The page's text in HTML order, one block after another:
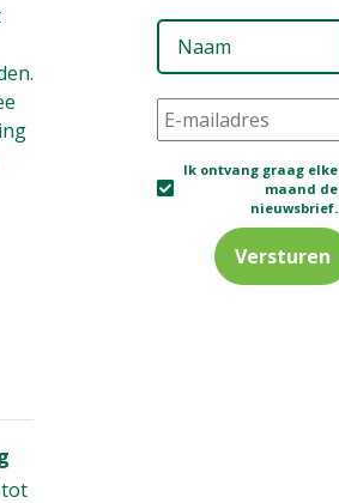
Ik ontvang graag elke
maand de
nieuwsbrief.